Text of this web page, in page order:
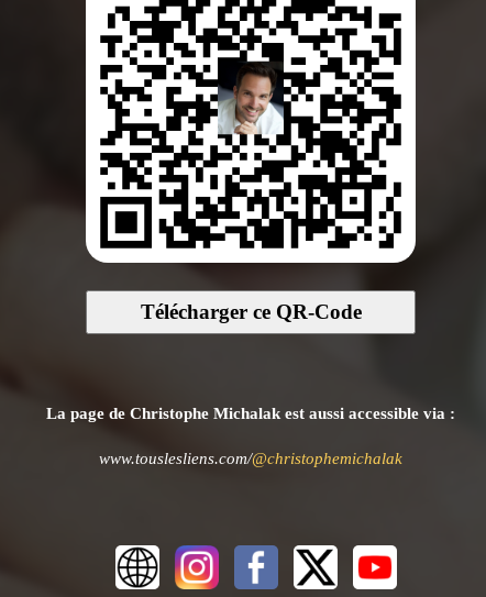
Télécharger ce QR-Code
La page de Christophe Michalak est aussi accessible via :
www.touslesliens.com/@christophemichalak